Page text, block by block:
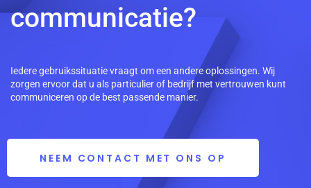
communicatie?
Iedere gebruikssituatie vraagt om een andere oplossingen. Wij
zorgen ervoor dat u als particulier of bedrijf met vertrouwen kunt
communiceren op de best passende manier.
NEEM CONTACT MET ONS OP